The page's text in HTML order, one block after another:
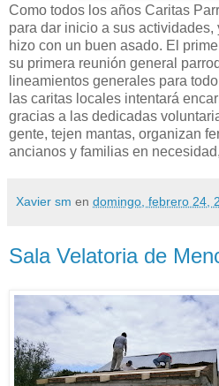
Como todos los años Caritas
para dar inicio a sus actividades,
hizo con un buen asado. El
su primera reunión general
lineamientos generales para
las caritas locales intentará
gracias a las dedicadas
gente, tejen mantas, organizan
ancianos y familias en
Xavier sm en domingo, febrero 24,
Sala Velatoria de